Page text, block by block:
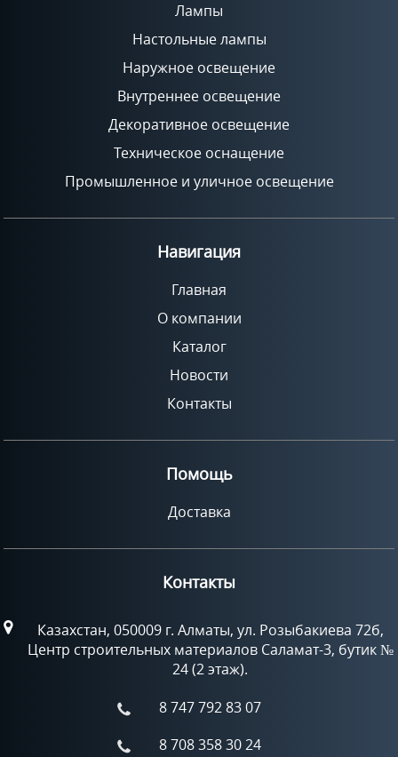
Лампы
Настольные лампы
Наружное освещение
Внутреннее освещение
Декоративное освещение
Техническое оснащение
Промышленное и уличное освещение
Навигация
Главная
О компании
Каталог
Новости
Контакты
Помощь
Доставка
Контакты
Казахстан, 050009 г. Алматы, ул. Розыбакиева 72б,
Центр строительных материалов Саламат-3, бутик №
24 (2 этаж).
8 747 792 83 07
8 708 358 30 24